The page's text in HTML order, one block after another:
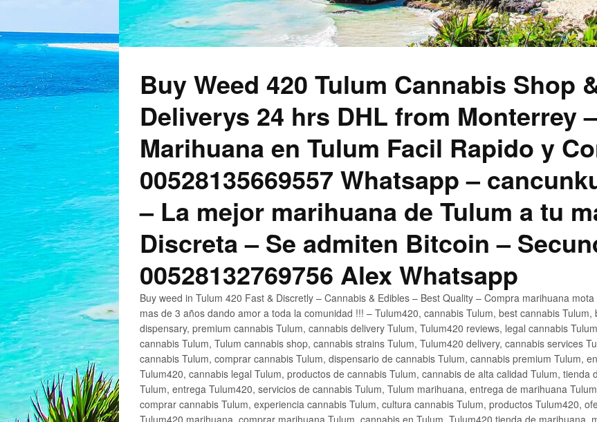
Buy Weed 420 Tulum Cannabis Shop
Deliverys 24 hrs DHL from Monterrey
Marihuana en Tulum Facil Rapido y
00528135669557 Whatsapp –
– La mejor marihuana de Tulum a tu
Discreta – Se admiten Bitcoin –
00528132769756 Alex Whatsapp
Buy weed in Tulum 420 Fast & Discretly – Cannabis & Edibles – Best Quality – Compra marihuana
mas de 3 años dando amor a toda la comunidad !!! – Tulum420, cannabis Tulum, best cannabis
dispensary, premium cannabis Tulum, cannabis delivery Tulum, Tulum420 reviews, legal cannabis
cannabis Tulum, Tulum cannabis shop, cannabis strains Tulum, Tulum420 delivery, cannabis services
cannabis Tulum, comprar cannabis Tulum, dispensario de cannabis Tulum, cannabis premium Tulum,
Tulum420, cannabis legal Tulum, productos de cannabis Tulum, cannabis de alta calidad Tulum, tienda
Tulum, entrega Tulum420, servicios de cannabis Tulum, Tulum marihuana, entrega de marihuana
comprar cannabis Tulum, experiencia cannabis Tulum, cultura cannabis Tulum, productos Tulum420,